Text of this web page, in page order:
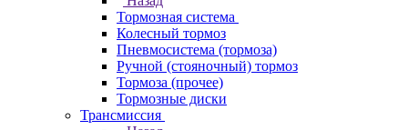
Тормозная система
Колесный тормоз
Пневмосиcтема (тормоза)
Ручной (стояночный) тормоз
Тормоза (прочее)
Тормозные диски
Трансмиссия